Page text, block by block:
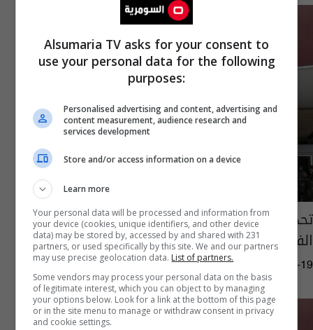
تحديد موعد انعقاد جلسة البرلمان الـ 16 من
الفصل التشريعي الثاني
07:53 | 2023-09-19
Alsumaria TV asks for your consent to
use your personal data for the following
purposes:
Personalised advertising and content, advertising and
content measurement, audience research and
services development
Store and/or access information on a device
Learn more
Your personal data will be processed and information from
your device (cookies, unique identifiers, and other device
data) may be stored by, accessed by and shared with 231
partners, or used specifically by this site. We and our partners
may use precise geolocation data. List of partners.
Some vendors may process your personal data on the basis
of legitimate interest, which you can object to by managing
your options below. Look for a link at the bottom of this page
or in the site menu to manage or withdraw consent in privacy
and cookie settings.